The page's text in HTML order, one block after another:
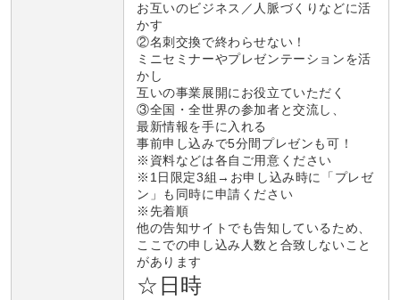
お互いのビジネス／人脈づくりなどに活
かす
②名刺交換で終わらせない！
ミニセミナーやプレゼンテーションを活
かし
互いの事業展開にお役立ていただく
③全国・全世界の参加者と交流し、
最新情報を手に入れる
事前申し込みで5分間プレゼンも可！
※資料などは各自ご用意ください
※1日限定3組→お申し込み時に「プレゼ
ン」も同時に申請ください
※先着順
他の告知サイトでも告知しているため、
ここでの申し込み人数と合致しないこと
があります
☆日時